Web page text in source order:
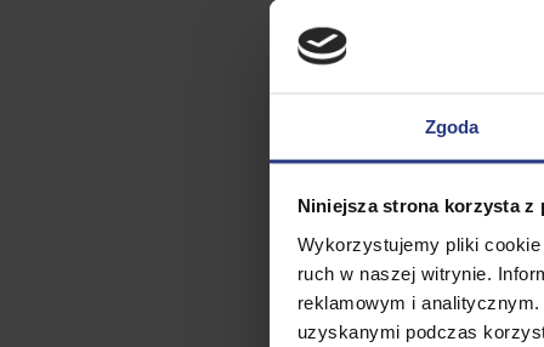
Zgoda
Niniejsza strona korzysta z
Wykorzystujemy pliki
ruch w naszej witrynie.
reklamowym i
uzyskanymi podczas